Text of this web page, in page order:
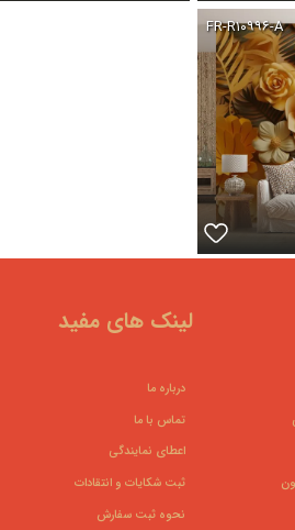
FR-R۱۰۹۹۶-A
لینک های مفید
درباره ما
تماس با ما
اعطای نمایندگی
ثبت شکایات و انتقادات
نحوه ثبت سفارش